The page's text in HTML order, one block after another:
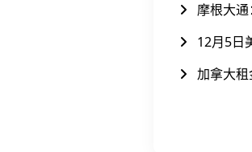
摩根大
12月5日
加拿大